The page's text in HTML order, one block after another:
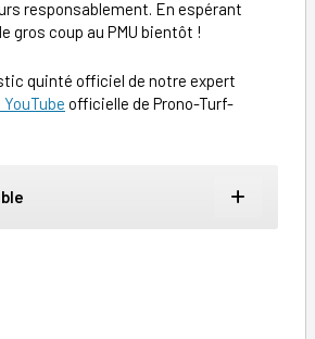
responsablement. En espérant
gros coup au PMU bientôt !
quinté officiel de notre expert
officielle de Prono-Turf-